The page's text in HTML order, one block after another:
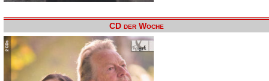
CD der Woche